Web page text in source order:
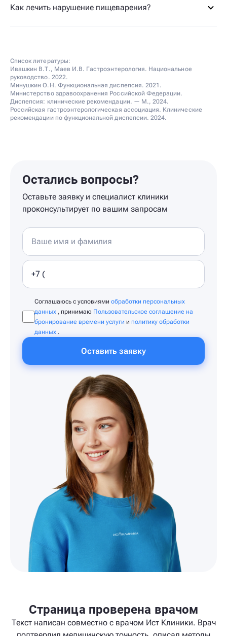
Как лечить нарушение пищеварения?
Список литературы:
Ивашкин В.Т., Маев И.В. Гастроэнтерология. Национальное
руководство. 2022.
Минушкин О.Н. Функциональная диспепсия. 2021.
Министерство здравоохранения Российской Федерации.
Диспепсия: клинические рекомендации. — М., 2024.
Российская гастроэнтерологическая ассоциация. Клинические
рекомендации по функциональной диспепсии. 2024.
Остались вопросы?
Оставьте заявку и специалист клиники
проконсультирует по вашим запросам
Соглашаюсь с условиями обработки персональных
данных , принимаю Пользовательское соглашение на
бронирование времени услуги и политику обработки
данных .
Оставить заявку
Страница проверена врачом
Текст написан совместно с врачом Ист Клиники. Врач